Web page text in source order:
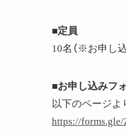
■定員
10名（※お申し
■お申し込みフ
以下のページよ
https://forms.gle/